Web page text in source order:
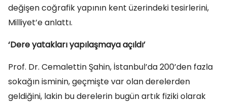
değişen coğrafik yapının kent üzerindeki tesirlerini,
Milliyet’e anlattı.
‘Dere yatakları yapılaşmaya açıldı’
Prof. Dr. Cemalettin Şahin, İstanbul’da 200’den fazla
sokağın isminin, geçmişte var olan derelerden
geldiğini, lakin bu derelerin bugün artık fiziki olarak